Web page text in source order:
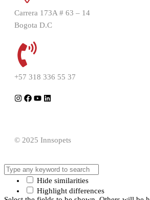
Carrera 173A # 63 – 14
Bogota D.C
+57 318 336 55 37
© 2025 Innsopets
Hide similarities
Highlight differences